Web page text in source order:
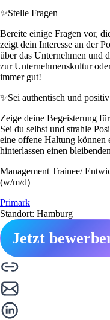
✨Stelle Fragen
Bereite einige Fragen vor,
zeigt dein Interesse an der
über das Unternehmen und
zur Unternehmenskultur
immer gut!
✨Sei authentisch und positiv
Zeige deine Begeisterung
Sei du selbst und strahle
eine offene Haltung können
hinterlassen einen
Management Trainee/
(w/m/d)
Primark
Standort: Hamburg
Jetzt